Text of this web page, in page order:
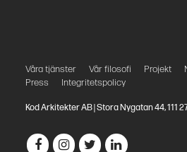
Våra tjänster Vår filosofi Projekt
Press
Integritetspolicy
Kod Arkitekter AB | Stora Nygatan 44, 111